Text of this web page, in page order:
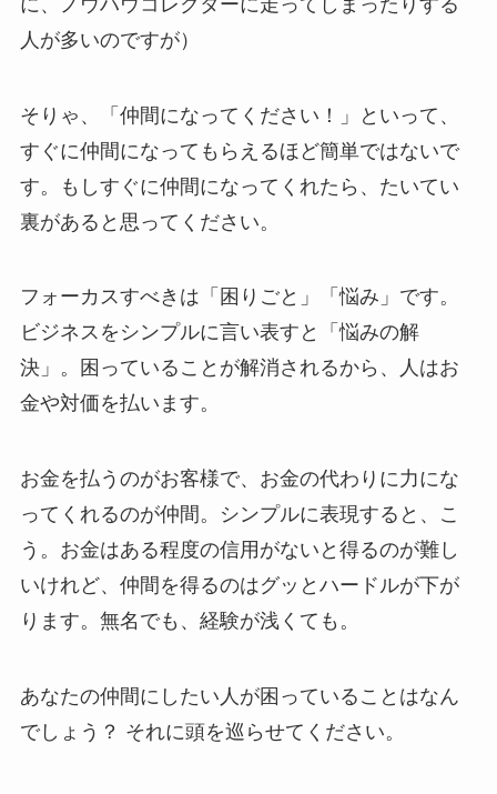
人が多いのですが）
そりゃ、「仲間になってください！」といって、
すぐに仲間になってもらえるほど簡単ではないで
す。もしすぐに仲間になってくれたら、たいてい
裏があると思ってください。
フォーカスすべきは「困りごと」「悩み」です。
ビジネスをシンプルに言い表すと「悩みの解
決」。困っていることが解消されるから、人はお
金や対価を払います。
お金を払うのがお客様で、お金の代わりに力にな
ってくれるのが仲間。シンプルに表現すると、こ
う。お金はある程度の信用がないと得るのが難し
いけれど、仲間を得るのはグッとハードルが下が
ります。無名でも、経験が浅くても。
あなたの仲間にしたい人が困っていることはなん
でしょう？ それに頭を巡らせてください。